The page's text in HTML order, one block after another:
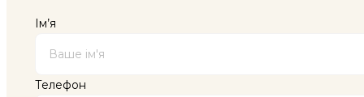
Ім’я
Телефон